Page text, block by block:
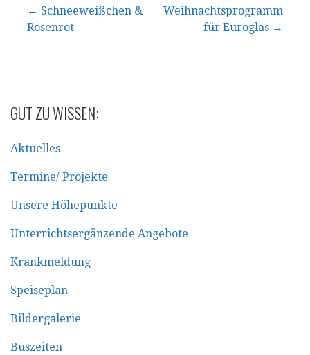
Beitragsnavigation
← Schneeweißchen &
Rosenrot
Weihnachtsprogramm
für Euroglas →
GUT ZU WISSEN:
Aktuelles
Termine/ Projekte
Unsere Höhepunkte
Unterrichtsergänzende Angebote
Krankmeldung
Speiseplan
Bildergalerie
Buszeiten